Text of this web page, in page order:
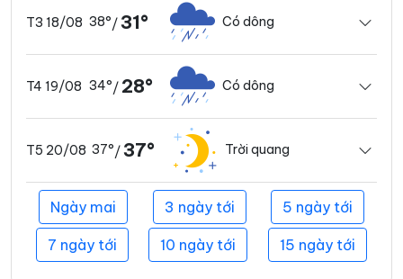
T3 18/08 38°/31° Có dông
T4 19/08 34°/ 28° Có dông
T5 20/08 37°/37° Trời quang
Ngày mai 3 ngày tới 5 ngày tới
7 ngày tới 10 ngày tới 15 ngày tới